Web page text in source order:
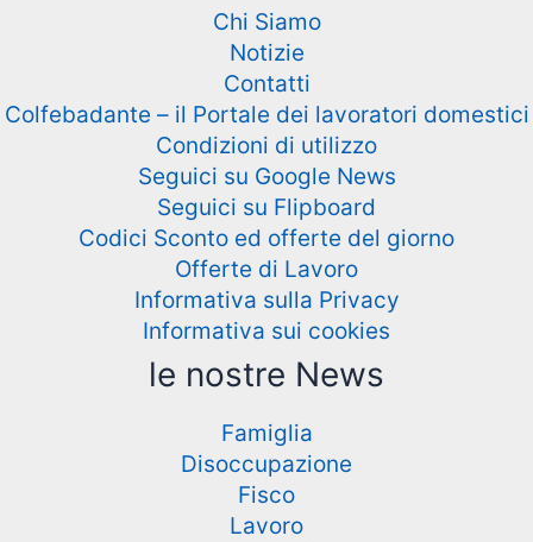
Chi Siamo
Notizie
Contatti
Colfebadante – il Portale dei lavoratori domestici
Condizioni di utilizzo
Seguici su Google News
Seguici su Flipboard
Codici Sconto ed offerte del giorno
Offerte di Lavoro
Informativa sulla Privacy
Informativa sui cookies
le nostre News
Famiglia
Disoccupazione
Fisco
Lavoro